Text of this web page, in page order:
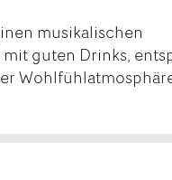
musikalischen
guten Drinks,